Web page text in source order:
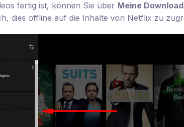
fertig ist, können Sie über Meine
dies offline auf die Inhalte von Netflix zu